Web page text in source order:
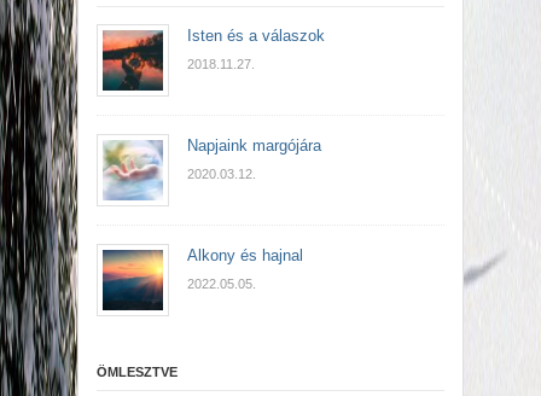
Isten és a válaszok
2018.11.27.
Napjaink margójára
2020.03.12.
Alkony és hajnal
2022.05.05.
ÖMLESZTVE